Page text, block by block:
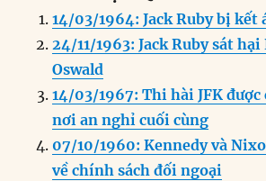
e
b
o
o
k
e
d
I
n
l
e
n
g
er
s
A
p
p
g
r
a
14/03/1964: Jack Ruby bị kết
24/11/1963: Jack Ruby sát hại
Oswald
14/03/1967: Thi hài JFK được
nơi an nghỉ cuối cùng
07/10/1960: Kennedy và
về chính sách đối ngoại